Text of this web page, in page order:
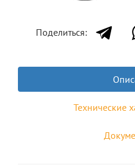
Поделиться:
Технические